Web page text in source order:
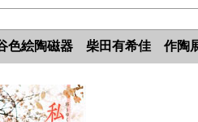
色絵陶磁器 柴田有希佳 作陶